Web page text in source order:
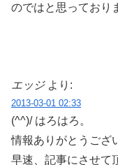
のではと思っており
エッジ より:
2013-03-01 02:33
(^^)/ はろはろ。
情報ありがとうござ
早速、記事にさせて